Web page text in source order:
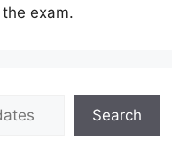
exam.
Search